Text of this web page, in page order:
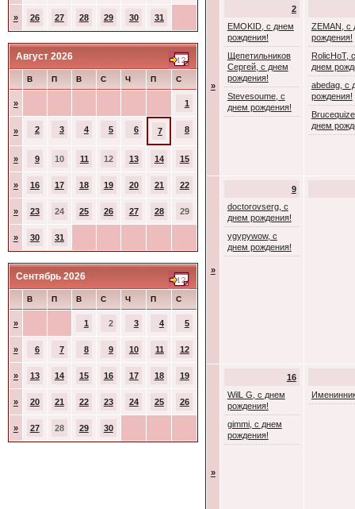
» 26 27 28 29 30 31
Август 2026
В П В С Ч П С
» 1
» 2 3 4 5 6 7 8
» 9 10 11 12 13 14 15
» 16 17 18 19 20 21 22
» 23 24 25 26 27 28 29
» 30 31
Сентябрь 2026
В П В С Ч П С
» 1 2 3 4 5
» 6 7 8 9 10 11 12
» 13 14 15 16 17 18 19
» 20 21 22 23 24 25 26
» 27 28 29 30
»
2
EMOKID, с днем
рождения!
Щепетильников
Сергей, с днем
рождения!
Stevesoume, с
днем рождения!
ZEMAN, с
рождения!
RolicHoT, с
днем
abedag, с
рождения!
днем
»
9
doctorovserg, с
днем рождения!
ygypywow, с
днем рождения!
»
16
WilL G, с днем
рождения!
gimmi, с днем
рождения!